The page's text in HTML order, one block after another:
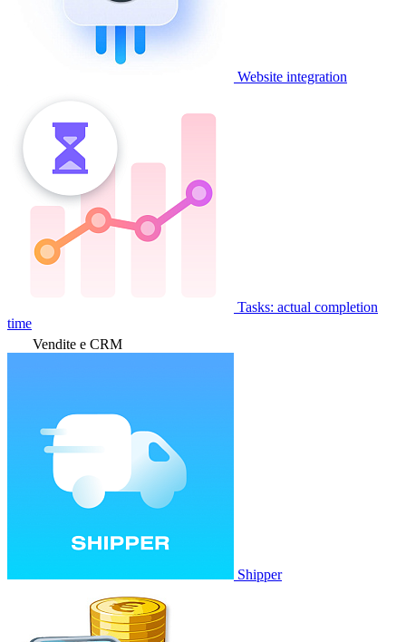
Website integration
Tasks: actual completion
time
Vendite e CRM
Shipper